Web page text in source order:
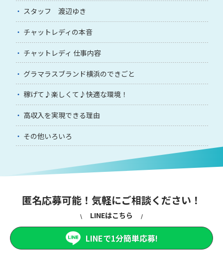
スタッフ 渡辺ゆき
チャットレディの本音
チャットレディ 仕事内容
グラマラスブランド横浜のできごと
稼げて♪楽しくて♪快適な環境！
高収入を実現できる理由
その他いろいろ
匿名応募可能！気軽にご相談ください！
LINEはこちら
LINEで1分簡単応募!